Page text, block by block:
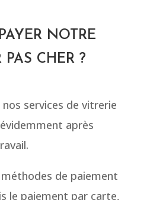
NOTRE
PAS CHER ?
services de vitrerie
après
de paiement
le paiement par carte,